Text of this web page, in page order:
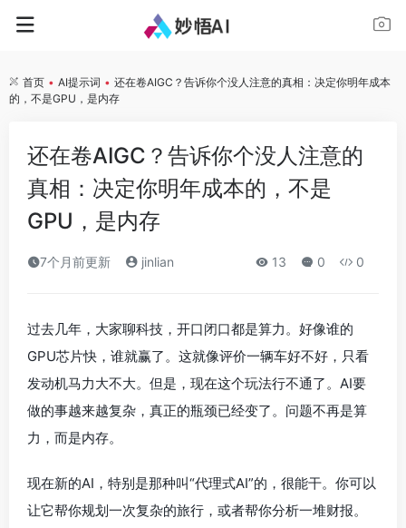
首页 • AI提示词 • 还在卷AIGC？告诉你个没人注意的真相：决定你明年成本
的，不是GPU，是内存
还在卷AIGC？告诉你个没人注意的
真相：决定你明年成本的，不是
GPU，是内存
7个月前更新 jinlian 13 0 0
过去几年，大家聊科技，开口闭口都是算力。好像谁的
GPU芯片快，谁就赢了。这就像评价一辆车好不好，只看
发动机马力大不大。但是，现在这个玩法行不通了。AI要
做的事越来越复杂，真正的瓶颈已经变了。问题不再是算
力，而是内存。
现在新的AI，特别是那种叫“代理式AI”的，很能干。你可以
让它帮你规划一次复杂的旅行，或者帮你分析一堆财报。